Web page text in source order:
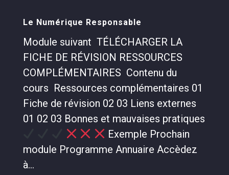
Le Numérique Responsable
Module suivant TÉLÉCHARGER LA
FICHE DE RÉVISION RESSOURCES
COMPLÉMENTAIRES Contenu du
cours Ressources complémentaires 01
Fiche de révision 02 03 Liens externes
01 02 03 Bonnes et mauvaises pratiques
Exemple Prochain
module Programme Annuaire Accèdez
à...